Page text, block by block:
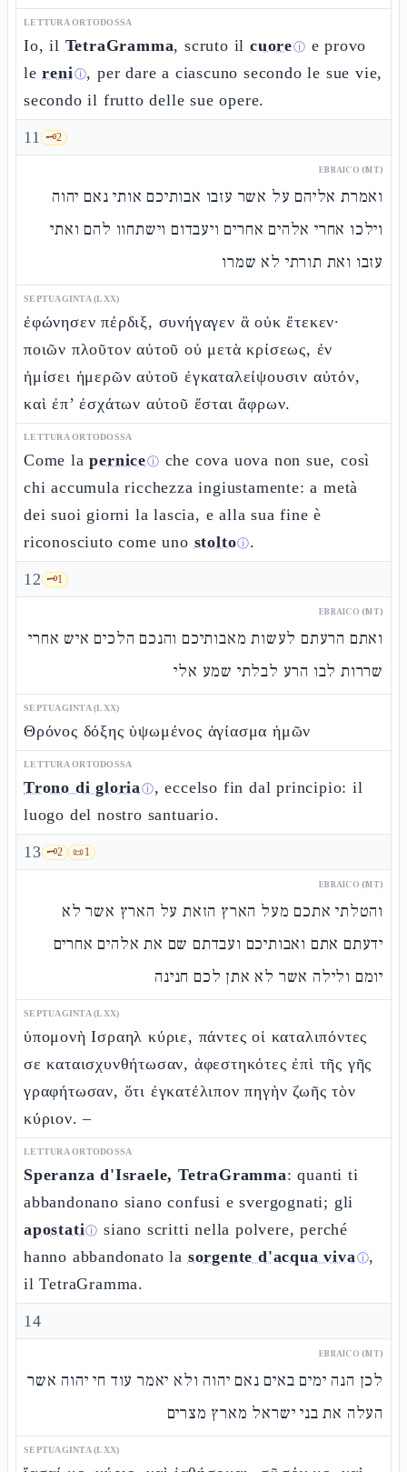
LETTURA ORTODOSSA
Io, il TetraGramma, scruto ilcuoreⓘ e provo
lereniⓘ, per dare a ciascuno secondo le sue vie,
secondo il frutto delle sue opere.
11 🗝️2
EBRAICO (MT)
ואמרת אליהם על אשר עזבו אבותיכם אותי נאם יהוה
וילכו אחרי אלהים אחרים ויעבדום וישתחוו להם ואתי
עזבו ואת תורתי לא שמרו
SEPTUAGINTA (LXX)
ἐφώνησεν πέρδιξ, συνήγαγεν ἃ οὐκ ἔτεκεν·
ποιῶν πλοῦτον αὐτοῦ οὐ μετὰ κρίσεως, ἐν
ἡμίσει ἡμερῶν αὐτοῦ ἐγκαταλείψουσιν αὐτόν,
καὶ ἐπ’ ἐσχάτων αὐτοῦ ἔσται ἄφρων.
LETTURA ORTODOSSA
Come laperniceⓘ che cova uova non sue, così
chi accumula ricchezza ingiustamente: a metà
dei suoi giorni la lascia, e alla sua fine è
riconosciuto come uno stoltoⓘ.
12 🗝️1
EBRAICO (MT)
ואתם הרעתם לעשות מאבותיכם והנכם הלכים איש אחרי
שררות לבו הרע לבלתי שמע אלי
SEPTUAGINTA (LXX)
Θρόνος δόξης ὑψωμένος ἁγίασμα ἡμῶν
LETTURA ORTODOSSA
Trono di gloriaⓘ, eccelso fin dal principio: il
luogo del nostro santuario.
13 🗝️2 📜1
EBRAICO (MT)
והטלתי אתכם מעל הארץ הזאת על הארץ אשר לא
ידעתם אתם ואבותיכם ועבדתם שם את אלהים אחרים
יומם ולילה אשר לא אתן לכם חנינה
SEPTUAGINTA (LXX)
ὑπομονὴ Ισραηλ κύριε, πάντες οἱ καταλιπόντες
σε καταισχυνθήτωσαν, ἀφεστηκότες ἐπὶ τῆς γῆς
γραφήτωσαν, ὅτι ἐγκατέλιπον πηγὴν ζωῆς τὸν
κύριον. –
LETTURA ORTODOSSA
Speranza d'Israele, TetraGramma: quanti ti
abbandonano siano confusi e svergognati; gli
apostatiⓘ siano scritti nella polvere, perché
hanno abbandonato la sorgente d'acqua vivaⓘ,
il TetraGramma.
14
EBRAICO (MT)
לכן הנה ימים באים נאם יהוה ולא יאמר עוד חי יהוה אשר
העלה את בני ישראל מארץ מצרים
SEPTUAGINTA (LXX)